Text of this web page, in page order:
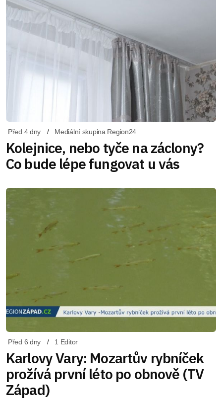
Před 4 dny Mediální skupina Region24
Kolejnice, nebo tyče na záclony?
Co bude lépe fungovat u vás
Před 6 dny 1 Editor
Karlovy Vary: Mozartův rybníček
prožívá první léto po obnově (TV
Západ)